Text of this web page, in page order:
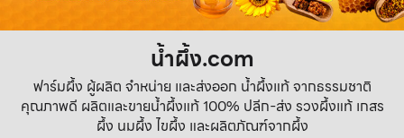
น้ำผึ้ง.com
ฟาร์มผึ้ง ผู้ผลิต จำหน่าย และส่งออก น้ำผึ้งแท้ จากธรรมชาติ
คุณภาพดี ผลิตและขายน้ำผึ้งแท้ 100% ปลีก-ส่ง รวงผึ้งแท้ เกสร
ผึ้ง นมผึ้ง ไขผึ้ง และผลิตภัณฑ์จากผึ้ง